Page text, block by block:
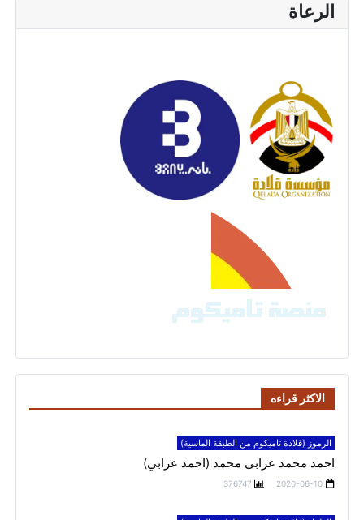
الرعاة
الاكثر قراءه
الرموز (قلادة تاميكوم من الطبقة الماسية)
احمد محمد عرابى محمد (احمد عرابي)
2020-06-10
376747